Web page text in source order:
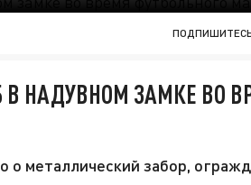
НАДУВНОМ ЗАМКЕ ВО
о металлический забор,